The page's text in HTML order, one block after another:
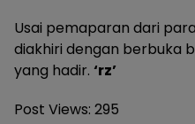
Usai pemaparan dari
diakhiri dengan berbuka
yang hadir. ‘rz’
Post Views: 295